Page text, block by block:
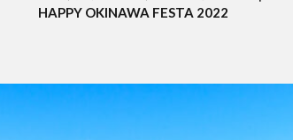
HAPPY OKINAWA FESTA 2022